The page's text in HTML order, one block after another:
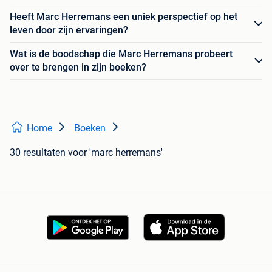
Heeft Marc Herremans een uniek perspectief op het
leven door zijn ervaringen?
Wat is de boodschap die Marc Herremans probeert
over te brengen in zijn boeken?
Home Boeken
30 resultaten voor 'marc herremans'